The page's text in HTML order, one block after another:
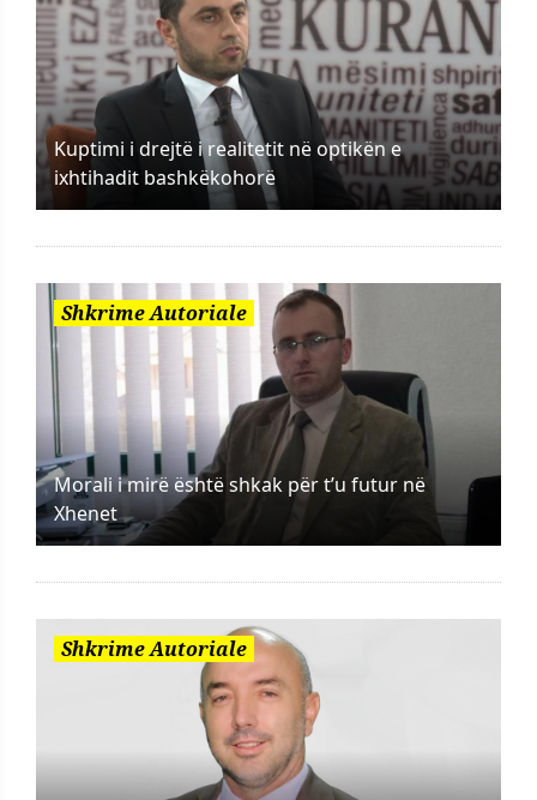
Kuptimi i drejtë i realitetit në optikën e
ixhtihadit bashkëkohorë
Shkrime Autoriale
Morali i mirë është shkak për t’u futur në
Xhenet
Shkrime Autoriale